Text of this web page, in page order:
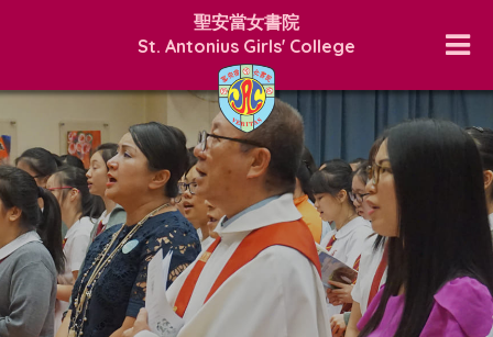
聖安當女書院
St. Antonius Girls' College